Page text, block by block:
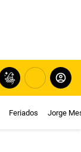
Feriados Jorge